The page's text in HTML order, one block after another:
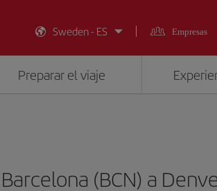
Sweden - ES
Empresas
Preparar el viaje
(BCN) a